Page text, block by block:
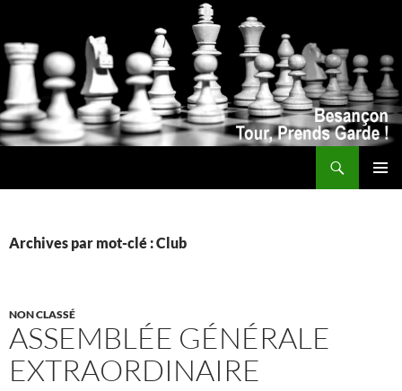
Archives par mot-clé : Club
NON CLASSÉ
ASSEMBLÉE GÉNÉRALE
EXTRAORDINAIRE